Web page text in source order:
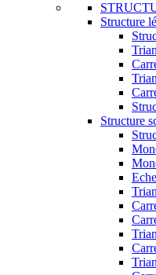
Structure
Structure